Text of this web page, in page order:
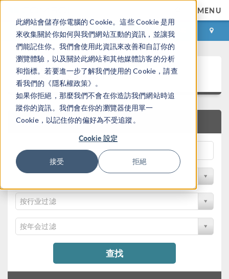
此網站會儲存你電腦的 Cookie。這些 Cookie 是用
來收集關於你如何與我們網站互動的資訊，並讓我
們能記住你。我們會使用此資訊來改善和自訂你的
瀏覽體驗，以及關於此網站和其他媒體訪客的分析
和指標。若要進一步了解我們使用的 Cookie，請查
看我們的《隱私權政策》。
如果你拒絕，那麼我們不會在你造訪我們網站時追
蹤你的資訊。我們會在你的瀏覽器使用單一
Cookie，以記住你的偏好為不受追蹤。
Cookie 設定
接受 拒絕
MENU
登录 咨询与购买
论文和技术资料
快速搜索
按物理领域过滤
按行业过滤
按年会过滤
查找